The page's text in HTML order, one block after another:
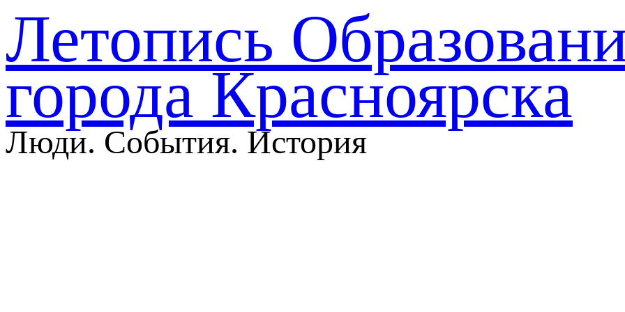
Летопись
города Красноярска
Люди. События. История